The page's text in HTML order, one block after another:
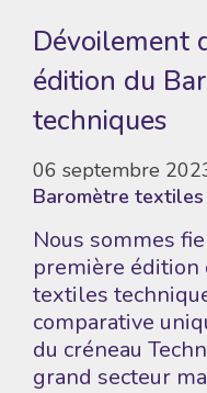
Dévoilement
édition du
techniques
06 septembre
Baromètre
Nous sommes
première édition
textiles
comparative
du créneau
grand secteur